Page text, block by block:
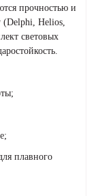
прочностью и
(Delphi, Helios,
световых
плавного